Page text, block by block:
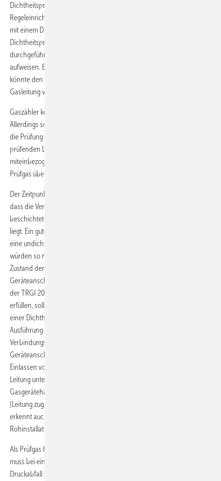
Dichtheitsprüfung geschlossen. Das hat folgende Gründe: Die
Regeleinrichtungen der Gasgeräte dürfen in den meisten Fällen nur
mit einem Druck von maximal 50 mbar belastet werden. Die
Dichtheitsprüfung wird aber mit einem Druck von 150 mbar
durchgeführt. Ferner dürfen die Regeleinheiten geringe Leckagen
aufweisen. Ein Einbeziehen der Gasgeräte in die Dichtheitsprüfung
könnte den Gasregelblock im Gerät beschädigen oder eine undichte
Gasleitung vortäuschen.
Gaszähler können in die Dichtheitsprüfung mit einbezogen werden.
Allerdings sollte das nur im Ausnahmefall erfolgen. Einen Gaszähler in
die Prüfung einzubinden bedeutet nicht nur, das Volumen der zu
prüfenden Leitung zu vergrößern. Es wird auch ein Bauteil
miteinbezogen, das Temperaturschwankungen schnell auf das
Prüfgas überträgt und so zu instabilen Prüfdrücken führt.
Der Zeitpunkt zur Ausführung der Dichtheitsprüfung ist so zu wählen,
dass die Verbindungsstellen noch nicht mit Korrosionsschutz
beschichtet oder verhüllt sind bzw. die Leitung noch nicht unter Putz
liegt. Ein guter Korrosionsschutz oder fest aufgebrachter Mörtel, kann
eine undichte Rohrverbindung dichten. Mängel an der Leitung
würden so nicht mehr erkannt. Wird die Leitung im sichtbaren
Zustand der Dichtheitsprüfung unterzogen, sind die
Geräteanschlussarmaturen noch nicht montiert. Um die Forderung
der TRGI 2008 nach einer Prüfung „einschließlich der Armaturen“ zu
erfüllen, sollte eine neu verlegte Niederdruck-Gasleitung zweimal
einer Dichtheitsprüfung unterzogen werden: Einmal unmittelbar nach
Ausführung der Belastungsprüfung (Rohrleitung noch sichtbar,
Verbindungsstellen noch ohne Korrosionsschutz, Leitung ohne
Geräteanschlussarmaturen) und ein weiteres Mal unmittelbar vor dem
Einlassen von Brenngas in die neue Leitung. Dann nämlich, wenn die
Leitung unter Putz verschwunden ist, aber nun auch die
Gasgerätehähne montiert sind. So erfüllt man alle Anforderungen
(Leitung zugänglich und mit allen Armaturen prüfen). Und man
erkennt auch Schäden, die der Leitung in der Zeit zwischen der
Rohinstallation und der Feininstallation zugefügt wurden.
Als Prüfgas finden Luft oder Inertgase Anwendung. Das Prüfgerät
muss bei einer Dichtheitsprüfung so genau anzeigen, dass bereits ein
Druckabfall von nur 0,1 mbar ­ (1 mm Wassersäule) erkennbar ist. Ein